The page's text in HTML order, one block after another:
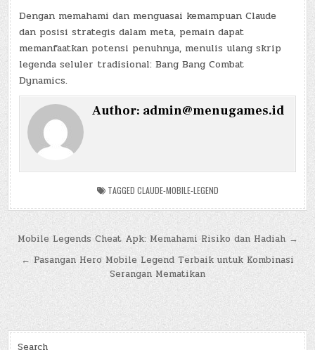
Dengan memahami dan menguasai kemampuan Claude
dan posisi strategis dalam meta, pemain dapat
memanfaatkan potensi penuhnya, menulis ulang skrip
legenda seluler tradisional: Bang Bang Combat
Dynamics.
Author: admin@menugames.id
TAGGED CLAUDE-MOBILE-LEGEND
Post
navigation
Mobile Legends Cheat Apk: Memahami Risiko dan Hadiah →
← Pasangan Hero Mobile Legend Terbaik untuk Kombinasi
Serangan Mematikan